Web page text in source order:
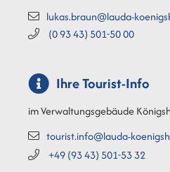
lukas.braun@lauda-
(09343) 501-5000
Ihre Tourist-Info
im Verwaltungsgebäude
tourist.info@lauda-
+49 (9343) 501-5332